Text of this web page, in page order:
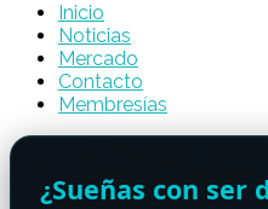
Inicio
Noticias
Mercado
Contacto
Membresías
¿Sueñas con ser